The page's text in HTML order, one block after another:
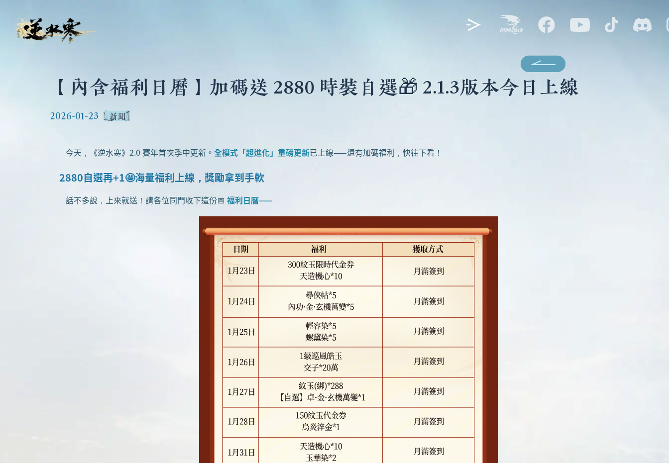
【內含福利日曆】加碼送 2880 時裝自選🎁 2.1.3版本今日上線
2026-01-23 新聞
今天，《逆水寒》2.0 賽年首次季中更新。 全模式「超進化」重磅更新已上線——還有加碼福利，快往下看！
2880自選再+1🤩海量福利上線，獎勵拿到手軟
話不多說，上來就送！請各位同門收下這份📅 福利日曆——